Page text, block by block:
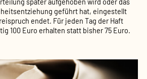
später aufgehoben wird oder das
geführt hat, eingestellt
endet. Für jeden Tag der Haft
100 Euro erhalten statt bisher 75 Euro.